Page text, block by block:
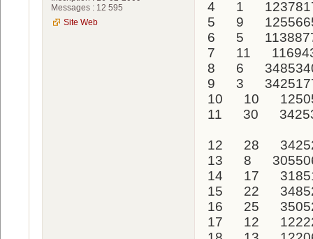
Messages : 12 595
Site Web
4 1
5 9
6 5
7 11
8 6
9 3
10 10
11 30
12 28
13 8
14 17
15 22
16 25
17 12